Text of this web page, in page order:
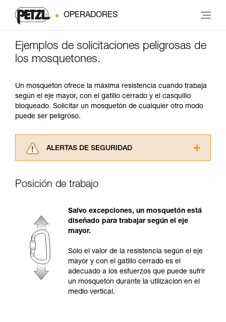
OPERADORES
Ejemplos de solicitaciones peligrosas de
los mosquetones.
Un mosquetón ofrece la máxima resistencia cuando trabaja
según el eje mayor, con el gatillo cerrado y el casquillo
bloqueado. Solicitar un mosquetón de cualquier otro modo
puede ser peligroso.
ALERTAS DE SEGURIDAD
consultarlo. Usted debe comprender la
comprender este complemento informativo.
Dominar estas técnicas requiere una formación
y un entrenamiento específico. Confirme a
través de un profesional su capacidad para
ejecutar estas técnicas, solo y con total
seguridad, antes de ejecutarlas de forma
autónoma.
Damos ejemplos de técnicas relacionadas con
su actividad. Pueden existir otras que no
Posición de trabajo
Salvo excepciones, un mosquetón está
diseñado para trabajar según el eje
mayor.
Sólo el valor de la resistencia según el eje
mayor y con el gatillo cerrado es el
adecuado a los esfuerzos que puede sufrir
un mosquetón durante la utilización en el
medio vertical.